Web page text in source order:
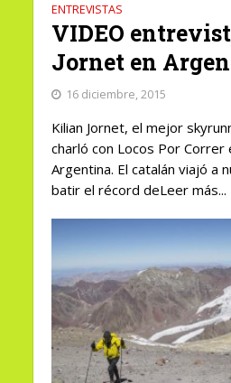
ENTREVISTAS
VIDEO
Jornet en
16 diciembre, 2015
Kilian Jornet, el mejor
charló con Locos Por Correr
Argentina. El catalán viajó a
batir el récord deLeer más...